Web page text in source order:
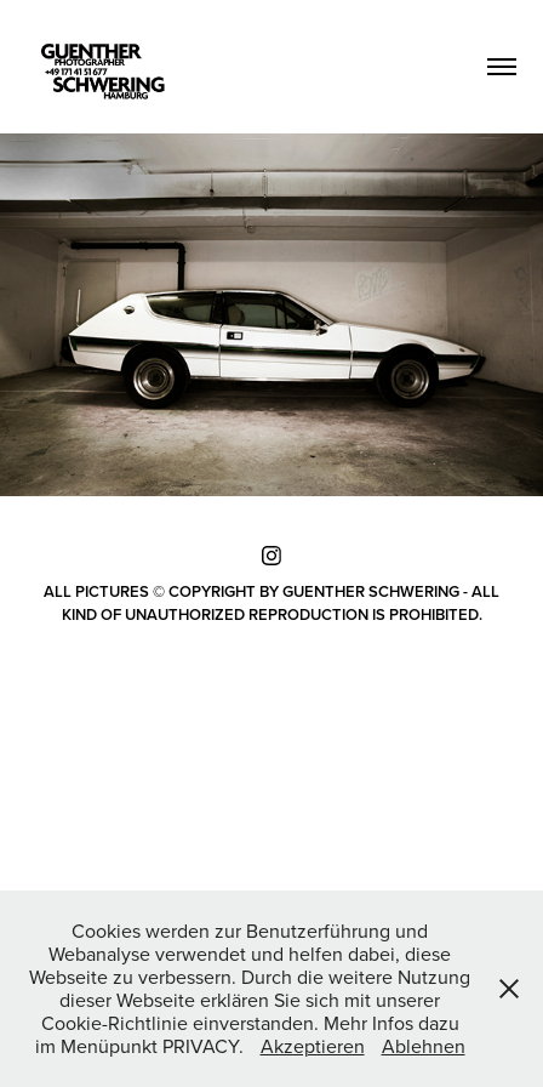
ALL PICTURES © COPYRIGHT BY GUENTHER SCHWERING - ALL
KIND OF UNAUTHORIZED REPRODUCTION IS PROHIBITED.
Cookies werden zur Benutzerführung und
Webanalyse verwendet und helfen dabei, diese
Webseite zu verbessern. Durch die weitere Nutzung
dieser Webseite erklären Sie sich mit unserer
Cookie-Richtlinie einverstanden. Mehr Infos dazu
im Menüpunkt PRIVACY.
Akzeptieren Ablehnen